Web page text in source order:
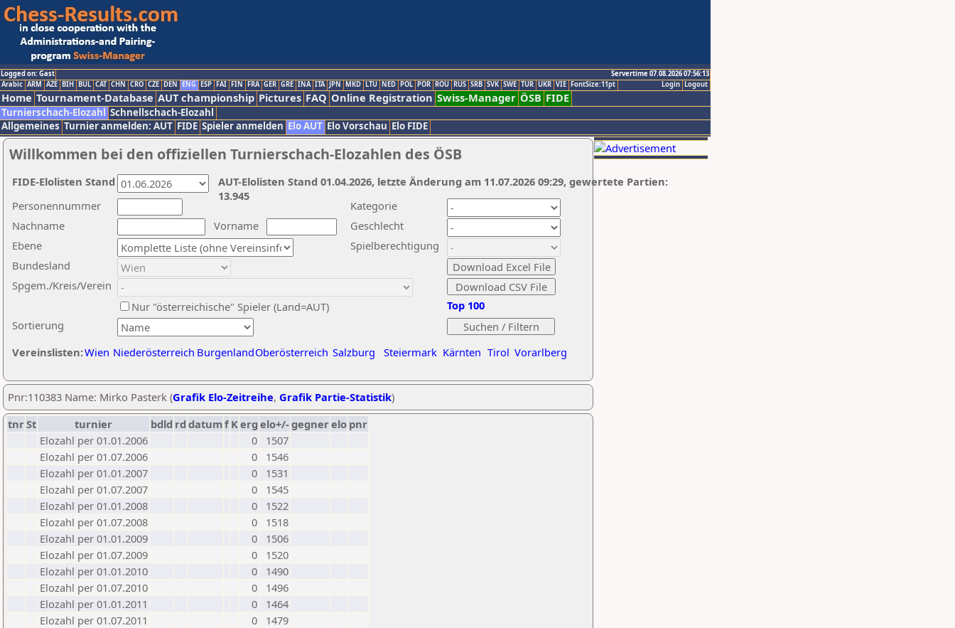
Logged on: Gast
Servertime 07.08.2026 07:56:13
Logout
Login
Arabic ARM AZE BIH BUL CAT CHN CRO CZE DEN ENG ESP FAI FIN FRA GER GRE INA ITA JPN MKD LTU NED POL POR ROU RUS SRB SVK SWE TUR UKR VIE FontSize:11pt
Home Tournament-Database AUT championship Pictures FAQ Online Registration Swiss-Manager ÖSB FIDE
Turnierschach-Elozahl Schnellschach-Elozahl
Allgemeines Turnier anmelden: AUT FIDE Spieler anmelden Elo AUT Elo Vorschau Elo FIDE
Willkommen bei den offiziellen Turnierschach-Elozahlen des ÖSB
Nachname
Vorname
Ebene
Kategorie
Sortierung
Personennummer
Bundesland
Spgem./Kreis/Verein
Geschlecht
Nur "österreichische" Spieler (Land=AUT)
Spielberechtigung
Vereinslisten:Wien Niederösterreich BurgenlandOberösterreich Salzburg Steiermark Kärnten Tirol Vorarlberg
Top 100
AUT-Elolisten Stand 01.04.2026, letzte Änderung am 11.07.2026 09:29, gewertete Partien:
13.945
FIDE-Elolisten Stand
Pnr:110383 Name: Mirko Pasterk (Grafik Elo-Zeitreihe, Grafik Partie-Statistik)
tnrSt turnier bdld rd datumf Kerg elo+/-gegnerelo pnr
Elozahl per 01.01.2006
0
1507
Elozahl per 01.07.2006
0
1546
Elozahl per 01.01.2007
0
1531
Elozahl per 01.07.2007
0
1545
Elozahl per 01.01.2008
0
1522
Elozahl per 01.07.2008
0
1518
Elozahl per 01.01.2009
0
1506
Elozahl per 01.07.2009
0
1520
Elozahl per 01.01.2010
0
1490
Elozahl per 01.07.2010
0
1496
Elozahl per 01.01.2011
0
1464
Elozahl per 01.07.2011
0
1479